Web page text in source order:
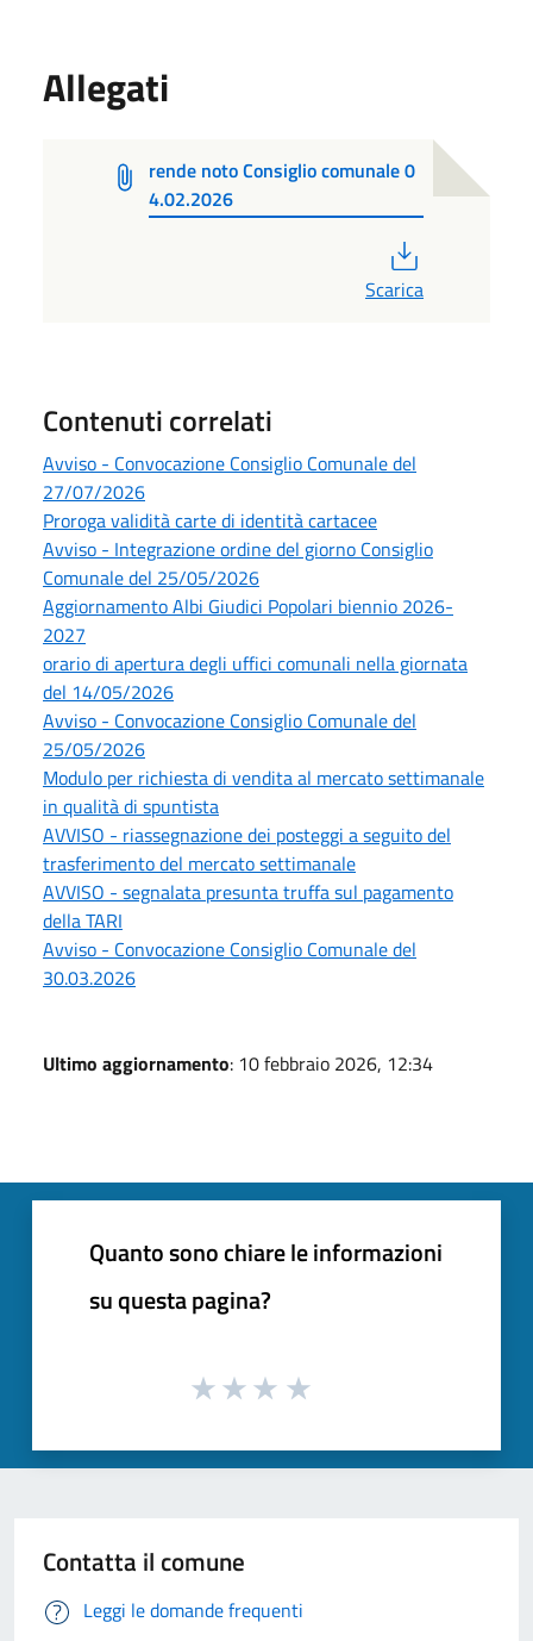
Allegati
rende noto Consiglio comunale 0
4.02.2026
Scarica
Contenuti correlati
Avviso - Convocazione Consiglio Comunale del
27/07/2026
Proroga validità carte di identità cartacee
Avviso - Integrazione ordine del giorno Consiglio
Comunale del 25/05/2026
Aggiornamento Albi Giudici Popolari biennio 2026-
2027
orario di apertura degli uffici comunali nella giornata
del 14/05/2026
Avviso - Convocazione Consiglio Comunale del
25/05/2026
Modulo per richiesta di vendita al mercato settimanale
in qualità di spuntista
AVVISO - riassegnazione dei posteggi a seguito del
trasferimento del mercato settimanale
AVVISO - segnalata presunta truffa sul pagamento
della TARI
Avviso - Convocazione Consiglio Comunale del
30.03.2026
Ultimo aggiornamento: 10 febbraio 2026, 12:34
Quanto sono chiare le informazioni
su questa pagina?
Contatta il comune
Leggi le domande frequenti